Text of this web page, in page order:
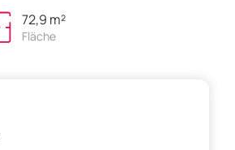
72,9 m²
Fläche